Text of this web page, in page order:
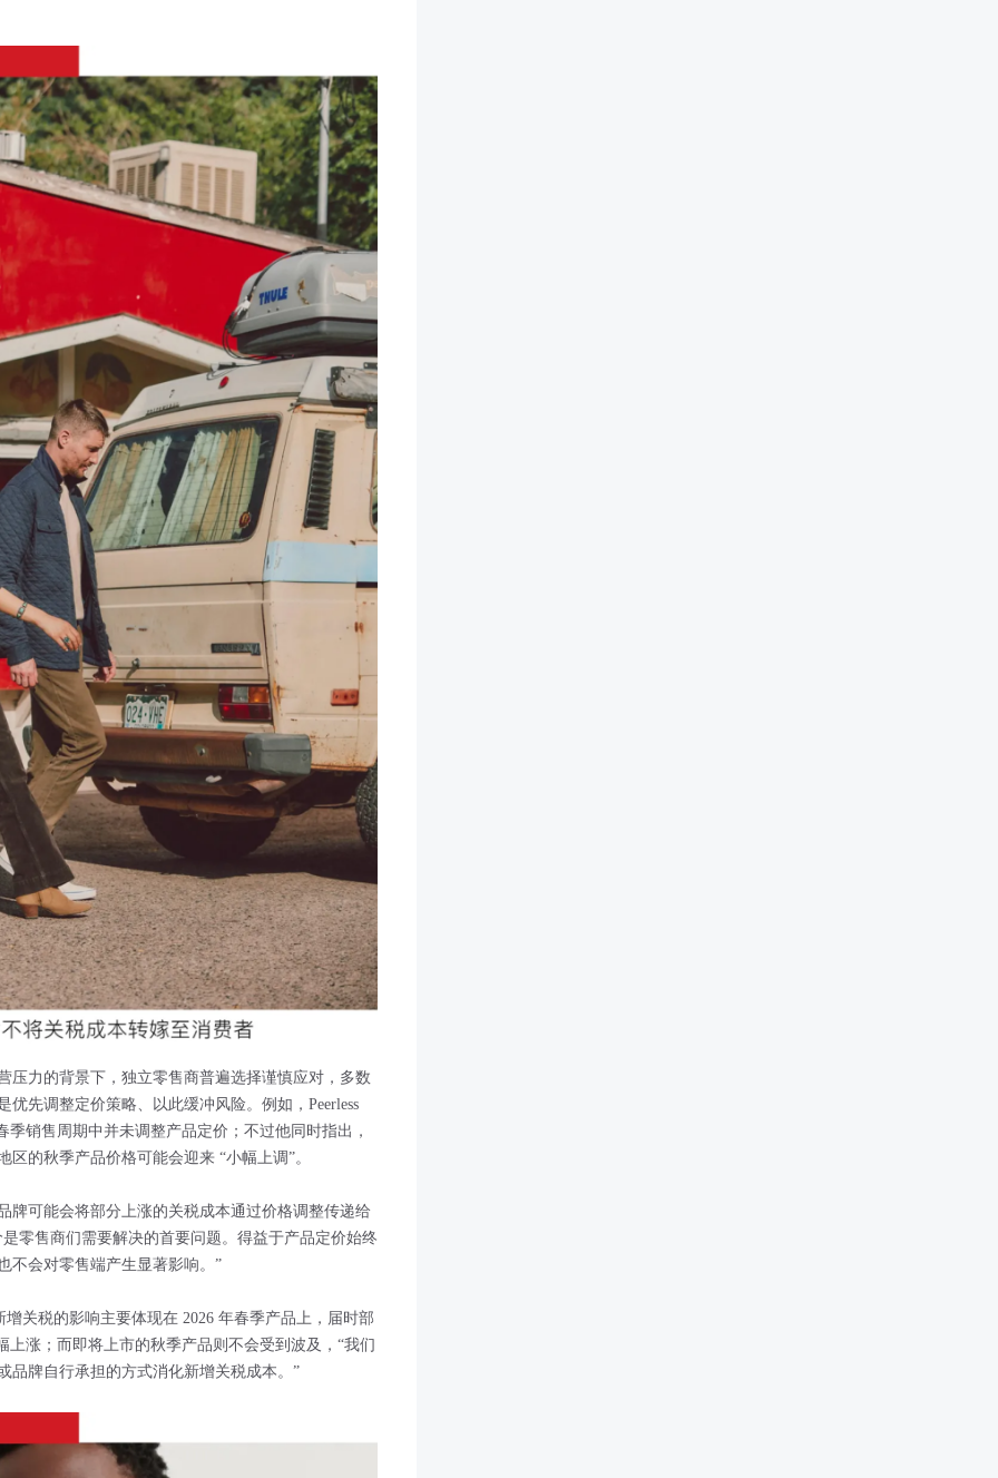
压力的背景下，独立零售商普遍选择谨慎应对，多数
先调整定价策略、以此缓冲风险。例如，Peerless
季销售周期中并未调整产品定价；不过他同时指出，
的秋季产品价格可能会迎来 “小幅上调”。
牌可能会将部分上涨的关税成本通过价格调整传递给
零售商们需要解决的首要问题。得益于产品定价始终
不会对零售端产生显著影响。”
增关税的影响主要体现在 2026 年春季产品上，届时部
上涨；而即将上市的秋季产品则不会受到波及，“我们
品牌自行承担的方式消化新增关税成本。”